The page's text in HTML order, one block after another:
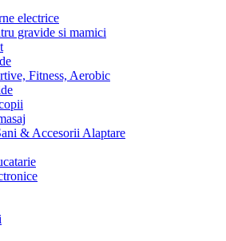
electrice
gravide si mamici
Fitness, Aerobic
& Accesorii Alaptare